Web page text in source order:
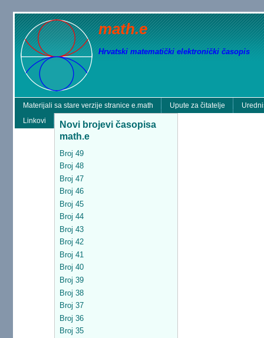
math.e
Hrvatski matematički elektronički časopis
Materijali sa stare verzije stranice e.math Upute za čitatelje
Linkovi
Novi brojevi časopisa
math.e
Broj 49
Broj 48
Broj 47
Broj 46
Broj 45
Broj 44
Broj 43
Broj 42
Broj 41
Broj 40
Broj 39
Broj 38
Broj 37
Broj 36
Broj 35